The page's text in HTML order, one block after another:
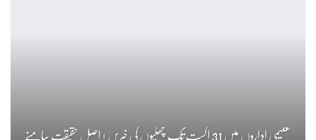
تعلیمی اداروں میں 31 اگست تک چھٹیوں کی خبریں ! اصل حقیقت سامنے